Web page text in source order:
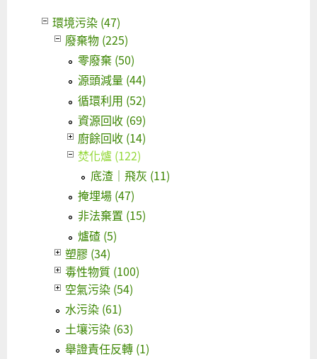
環境污染 (47)
廢棄物 (225)
零廢棄 (50)
源頭減量 (44)
循環利用 (52)
資源回收 (69)
廚餘回收 (14)
焚化爐 (122)
底渣｜飛灰 (11)
掩埋場 (47)
非法棄置 (15)
爐碴 (5)
塑膠 (34)
毒性物質 (100)
空氣污染 (54)
水污染 (61)
土壤污染 (63)
舉證責任反轉 (1)